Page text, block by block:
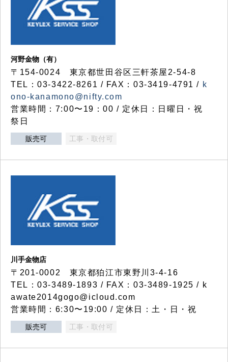
河野金物（有）
〒154-0024 東京都世田谷区三軒茶屋2-54-8
TEL：03-3422-8261 / FAX：03-3419-4791 / k
ono-kanamono@nifty.com
営業時間：7:00〜19：00 / 定休日：日曜日・祝
祭日
販売可 工事・取付可
川手金物店
〒201-0002 東京都狛江市東野川3-4-16
TEL：03-3489-1893 / FAX：03-3489-1925 / k
awate2014gogo@icloud.com
営業時間：6:30〜19:00 / 定休日：土・日・祝
販売可 工事・取付可